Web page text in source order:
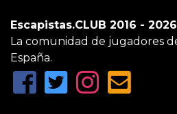
Escapistas.CLUB 2016 - 2026
La comunidad de jugadores
España.